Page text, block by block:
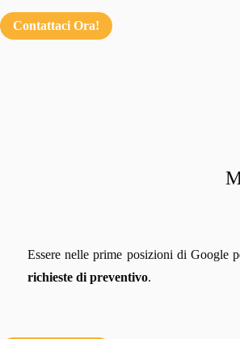
Contattaci Ora!
Essere nelle prime posizioni di Google
richieste di preventivo.